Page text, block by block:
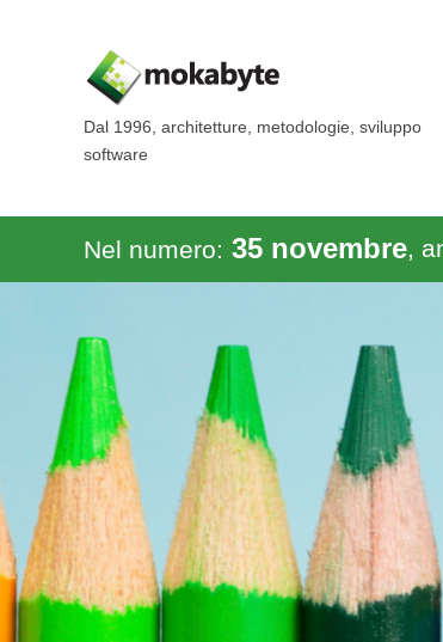
Dal 1996, architetture, metodologie, sviluppo
software
Nel numero: 35 novembre,